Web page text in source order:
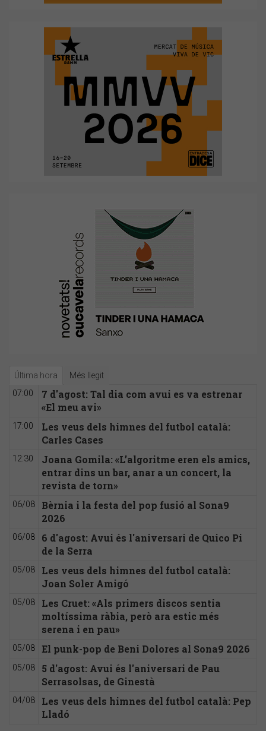
Última hora Més llegit
07:00
7 d'agost: Tal dia com avui es va estrenar
«El meu avi»
17:00
Les veus dels himnes del futbol català:
Carles Cases
12:30
Joana Gomila: «L’algoritme eren els amics,
entrar dins un bar, anar a un concert, la
revista de torn»
06/08
Bèrnia i la festa del pop fusió al Sona9
2026
06/08
6 d'agost: Avui és l'aniversari de Quico Pi
de la Serra
05/08
Les veus dels himnes del futbol català:
Joan Soler Amigó
05/08
Les Cruet: «Als primers discos sentia
moltíssima ràbia, però ara estic més
serena i en pau»
05/08 El punk-pop de Beni Dolores al Sona9 2026
05/08
5 d'agost: Avui és l'aniversari de Pau
Serrasolsas, de Ginestà
04/08
Les veus dels himnes del futbol català: Pep
Lladó